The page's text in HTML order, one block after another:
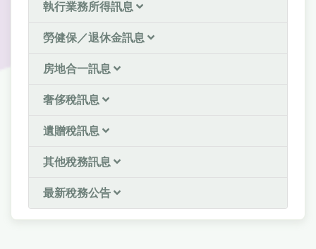
執行業務所得訊息
勞健保／退休金訊息
房地合一訊息
奢侈稅訊息
遺贈稅訊息
其他稅務訊息
最新稅務公告